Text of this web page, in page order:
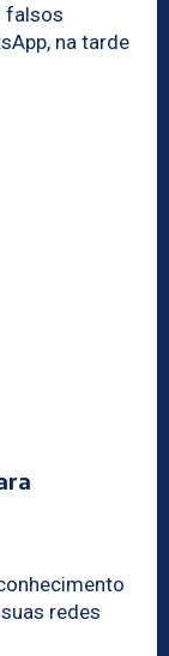
falsos
na tarde
redes